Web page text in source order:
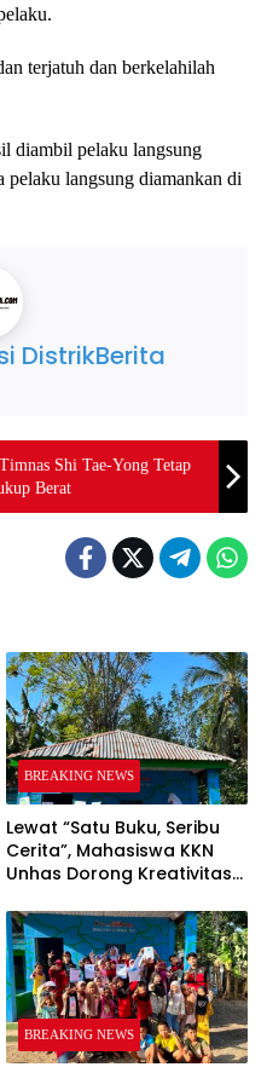
terjatuh dan berkelahilah
diambil pelaku langsung
pelaku langsung diamankan di
DistrikBerita
Shi Tae-Yong Tetap
Berat
BREAKING NEWS
Lewat “Satu Buku, Seribu
Cerita”, Mahasiswa KKN
Unhas Dorong Kreativitas
Tolo
BREAKING NEWS